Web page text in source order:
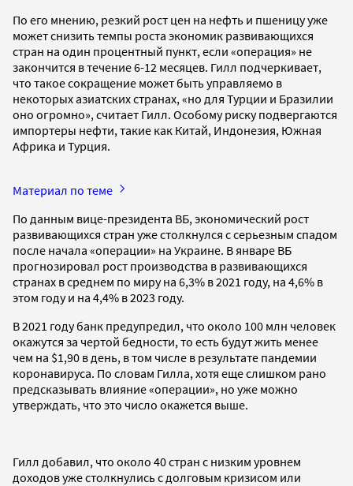
По его мнению, резкий рост цен на нефть и пшеницу уже
может снизить темпы роста экономик развивающихся
стран на один процентный пункт, если «операция» не
закончится в течение 6-12 месяцев. Гилл подчеркивает,
что такое сокращение может быть управляемо в
некоторых азиатских странах, «но для Турции и Бразилии
оно огромно», считает Гилл. Особому риску подвергаются
импортеры нефти, такие как Китай, Индонезия, Южная
Африка и Турция.
Материал по теме
По данным вице-президента ВБ, экономический рост
развивающихся стран уже столкнулся с серьезным спадом
после начала «операции» на Украине. В январе ВБ
прогнозировал рост производства в развивающихся
странах в среднем по миру на 6,3% в 2021 году, на 4,6% в
этом году и на 4,4% в 2023 году.
В 2021 году банк предупредил, что около 100 млн человек
окажутся за чертой бедности, то есть будут жить менее
чем на $1,90 в день, в том числе в результате пандемии
коронавируса. По словам Гилла, хотя еще слишком рано
предсказывать влияние «операции», но уже можно
утверждать, что это число окажется выше.
Гилл добавил, что около 40 стран с низким уровнем
доходов уже столкнулись с долговым кризисом или